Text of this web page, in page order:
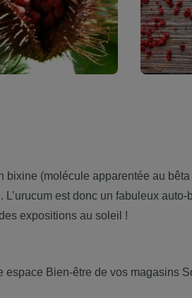
bixine (molécule apparentée au
est donc un fabuleux auto-
expositions au soleil !
espace Bien-être de vos magasins